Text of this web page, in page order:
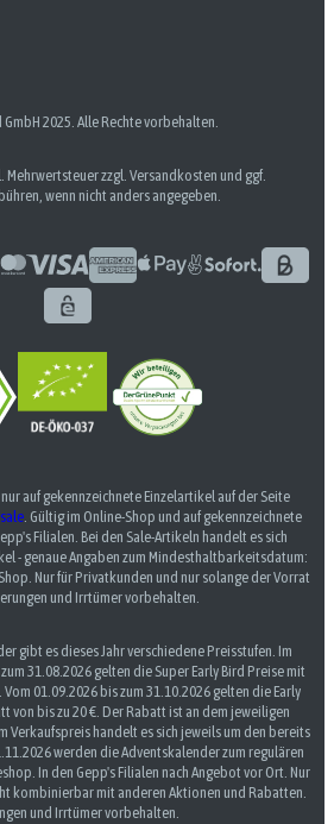
GmbH 2025. Alle Rechte vorbehalten.
Mehrwertsteuer zzgl. Versandkosten und ggf.
wenn nicht anders angegeben.
auf gekennzeichnete Einzelartikel auf der Seite
. Gültig im Online-Shop und auf gekennzeichnete
Filialen. Bei den Sale-Artikeln handelt es sich
- genaue Angaben zum Mindesthaltbarkeitsdatum:
Nur für Privatkunden und nur solange der Vorrat
und Irrtümer vorbehalten.
gibt es dieses Jahr verschiedene Preisstufen. Im
31.08.2026 gelten die Super Early Bird Preise mit
01.09.2026 bis zum 31.10.2026 gelten die Early
von bis zu 20 €. Der Rabatt ist an dem jeweiligen
Verkaufspreis handelt es sich jeweils um den bereits
werden die Adventskalender zum regulären
In den Gepp's Filialen nach Angebot vor Ort. Nur
kombinierbar mit anderen Aktionen und Rabatten.
und Irrtümer vorbehalten.